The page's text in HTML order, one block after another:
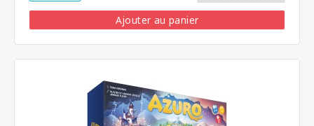
Ajouter au panier